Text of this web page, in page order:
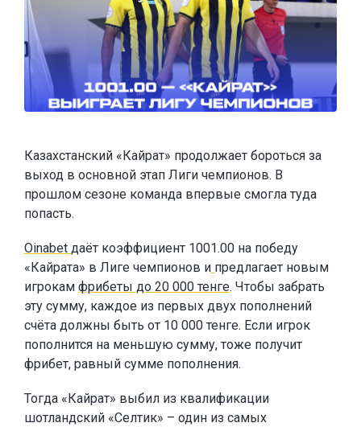
Казахстанский «Кайрат» продолжает бороться за
выход в основной этап Лиги чемпионов. В
прошлом сезоне команда впервые смогла туда
попасть.
Oinabet даёт коэффициент 1001.00 на победу
«Кайрата» в Лиге чемпионов и предлагает новым
игрокам фрибеты до 20 000 тенге. Чтобы забрать
эту сумму, каждое из первых двух пополнений
счёта должны быть от 10 000 тенге. Если игрок
пополнится на меньшую сумму, тоже получит
фрибет, равный сумме пополнения.
Тогда «Кайрат» выбил из квалификации
шотландский «Селтик» – один из самых